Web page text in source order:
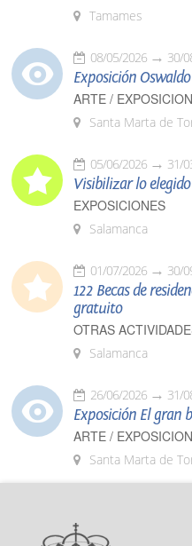
Tamames
08/05/2026 30/
Exposición
ARTE /
Santa Marta de
05/06/2026 31/
Visibilizar lo elegido
EXPOSICIONES
Salamanca
01/07/2026 30/
122 Becas de
gratuito
OTRAS
Salamanca
26/06/2026 31/
Exposición El gran
ARTE /
Santa Marta de